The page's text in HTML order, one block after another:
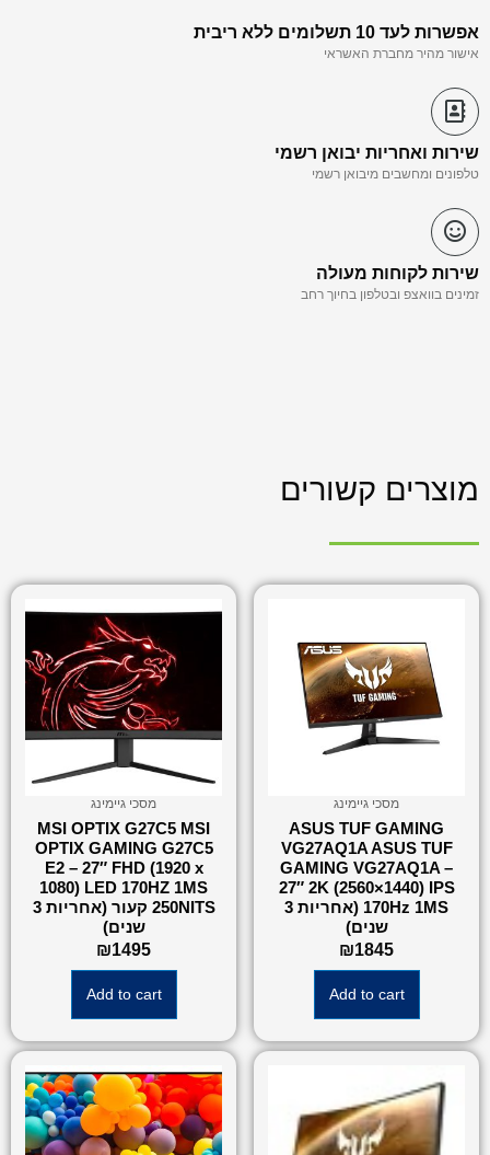
אפשרות לעד 10 תשלומים ללא ריבית
אישור מהיר מחברת האשראי
שירות ואחריות יבואן רשמי
טלפונים ומחשבים מיבואן רשמי
שירות לקוחות מעולה
זמינים בוואצפ ובטלפון בחיוך רחב
מוצרים קשורים
מסכי גיימינג
ASUS TUF GAMING
VG27AQ1A ASUS TUF
GAMING VG27AQ1A –
27″ 2K (2560×1440) IPS
170Hz 1MS (אחריות 3
שנים)
₪1845
Add to cart
מסכי גיימינג
MSI OPTIX G27C5 MSI
OPTIX GAMING G27C5
E2 – 27″ FHD (1920 x
1080) LED 170HZ 1MS
250NITS קעור (אחריות 3
שנים)
₪1495
Add to cart